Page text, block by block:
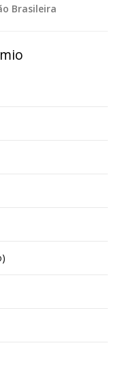
Brasileira